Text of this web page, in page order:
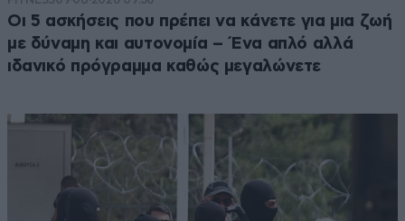
Οι 5 ασκήσεις που πρέπει να κάνετε για μια ζωή
με δύναμη και αυτονομία – Ένα απλό αλλά
ιδανικό πρόγραμμα καθώς μεγαλώνετε